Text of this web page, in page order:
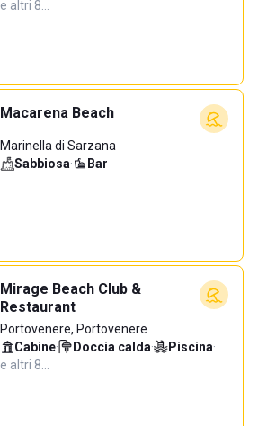
e altri 8…
Macarena Beach
Marinella di Sarzana
Sabbiosa· Bar
Mirage Beach Club &
Restaurant
Portovenere, Portovenere
Cabine· Doccia calda· Piscina·
e altri 8…